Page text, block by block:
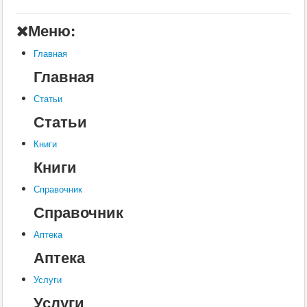
Книги
Услуги
Контакты
Шкатулки
Меню:
Главная
Главная
Статьи
Статьи
Книги
Книги
Справочник
Справочник
Аптека
Аптека
Услуги
Услуги